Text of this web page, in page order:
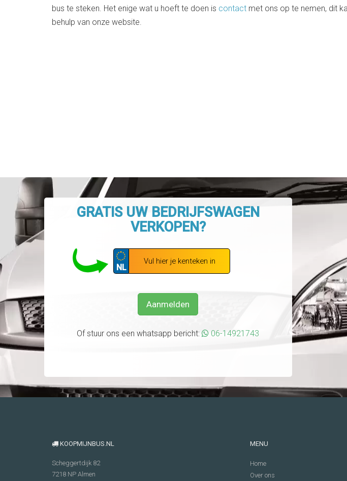
bus te steken. Het enige wat u hoeft te doen is contact met ons op te nemen, dit
behulp van onze website.
GRATIS UW BEDRIJFSWAGEN
VERKOPEN?
NL
Aanmelden
Of stuur ons een whatsapp bericht: 06-14921743
KOOPMIJNBUS.NL
Scheggertdijk 82
7218 NP Almen
MENU
Home
Over ons